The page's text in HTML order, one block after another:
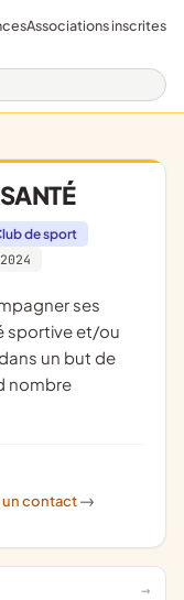
Associations inscrites
de sport
sportive et/ou
un but de
nombre
contact ->